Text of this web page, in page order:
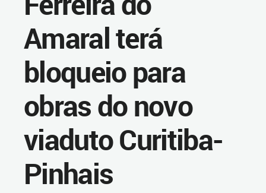
Amaral terá
bloqueio para
obras do novo
viaduto Curitiba-
Pinhais